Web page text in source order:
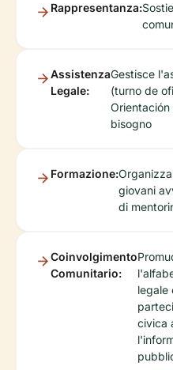
Rappresentanza:
Assistenza
Legale:
Gestisce
(turno de
bisogno
Formazione:
giovani
di
Coinvolgimento
Comunitario:
legale
civica